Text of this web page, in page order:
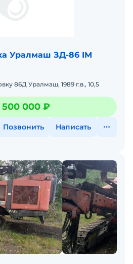
Уралмаш ЗД-86 IM
86Д Уралмаш, 1989 г.в., 10,5
500 000 ₽
Позвонить Написать